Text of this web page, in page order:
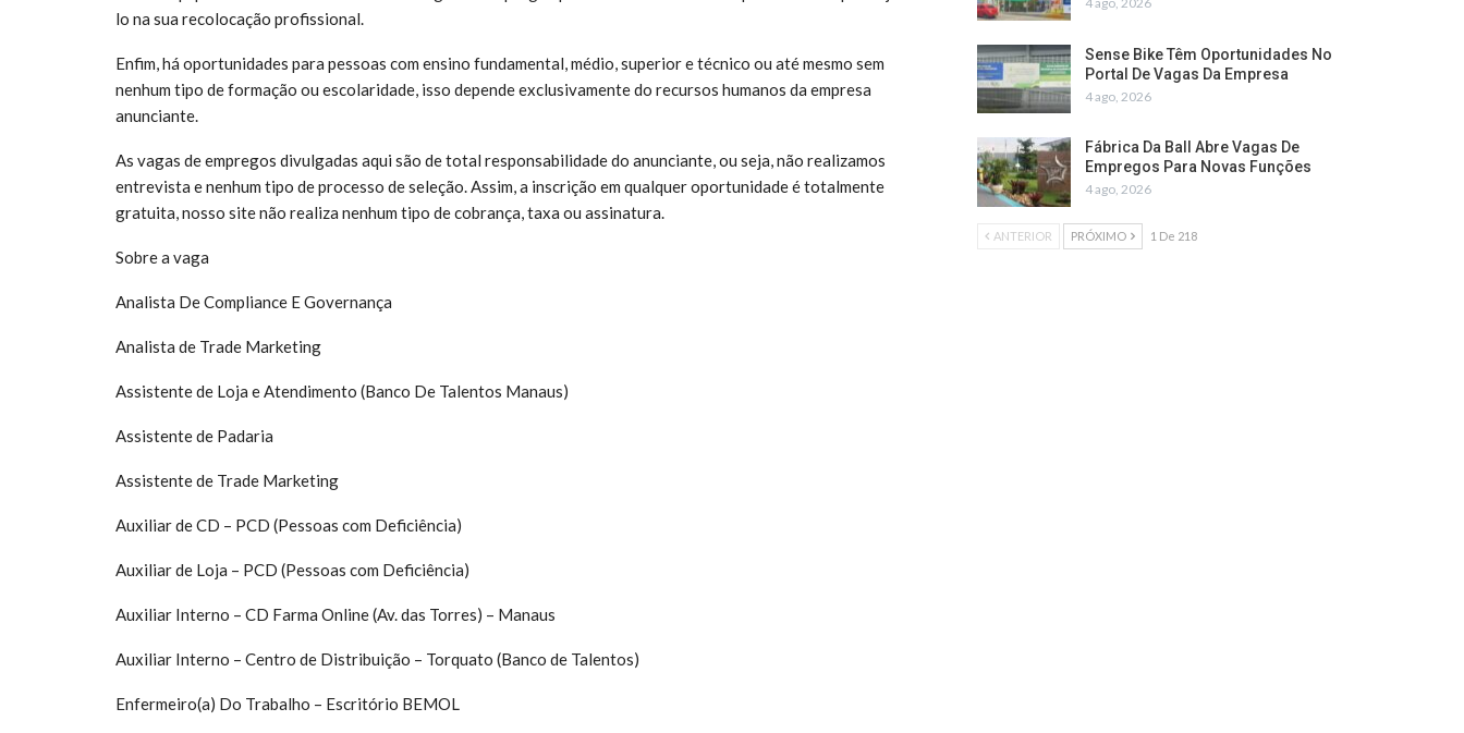
lo na sua recolocação profissional.
Enfim, há oportunidades para pessoas com ensino fundamental, médio, superior e técnico ou até mesmo sem
nenhum tipo de formação ou escolaridade, isso depende exclusivamente do recursos humanos da empresa
anunciante.
As vagas de empregos divulgadas aqui são de total responsabilidade do anunciante, ou seja, não realizamos
entrevista e nenhum tipo de processo de seleção. Assim, a inscrição em qualquer oportunidade é totalmente
gratuita, nosso site não realiza nenhum tipo de cobrança, taxa ou assinatura.
Sobre a vaga
Analista DeCompliance E Governança
Analista de Trade Marketing
Assistente de Loja e Atendimento (Banco De Talentos Manaus)
Assistente de Padaria
Assistente de Trade Marketing
Auxiliar de CD – PCD (Pessoas com Deficiência)
Auxiliar de Loja – PCD (Pessoas com Deficiência)
Auxiliar Interno – CD Farma Online (Av. das Torres) – Manaus
Auxiliar Interno – Centro de Distribuição – Torquato (Banco de Talentos)
Enfermeiro(a) Do Trabalho – Escritório BEMOL
Sense Bike Têm Oportunidades No
Portal De Vagas Da Empresa
4 ago, 2026
Fábrica Da Ball Abre Vagas De
Empregos Para Novas Funções
4 ago, 2026
ANTERIOR PRÓXIMO 1 De 218